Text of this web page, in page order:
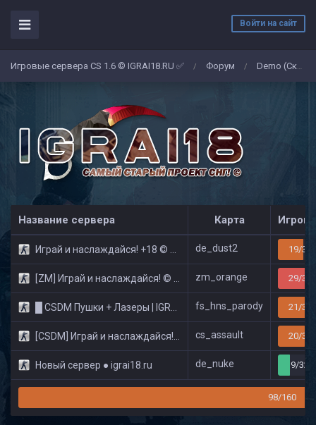
Войти на сайт
Игровые сервера CS 1.6 © IGRAI18.RU ✅ / Форум / Demo (Скриншоты)
Название сервера Карта
Играй и наслаждайся! +18 © Public de_dust2 19/32
[ZM] Играй и наслаждайся! © Zombie Show zm_orange 29/32
█ CSDM Пушки + Лазеры | IGRAI18.RU ツ █ fs_hns_parody 21/32
[CSDM] Играй и наслаждайся! © Classic cs_assault 20/32
Новый сервер ● igrai18.ru de_nuke 9/32
98/160